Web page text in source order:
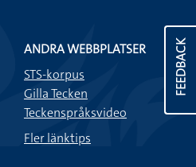
FEEDBACK
ANDRA WEBBPLATSER
STS-korpus
Gilla Tecken
Teckenspråksvideo
Fler länktips